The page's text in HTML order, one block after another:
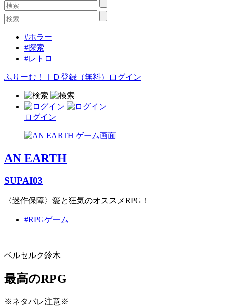
#ホラー
#探索
#レトロ
ふりーむ！ＩＤ登録（無料） ログイン
ログイン
AN EARTH
SUPAI03
〈迷作保障〉愛と狂気のオススメRPG！
#RPGゲーム
ベルセルク鈴木
最高のRPG
※ネタバレ注意※